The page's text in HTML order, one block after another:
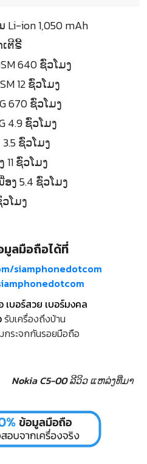
ion 1,050 mAh
ຕີຣີ້
640 ຊົ່ວໂມງ
12 ຊົ່ວໂມງ
670 ຊົ່ວໂມງ
4.9 ຊົ່ວໂມງ
ຊົ່ວໂມງ
ຊົ່ວໂມງ
ງ 5.4 ຊົ່ວໂມງ
ໂມງ
ลมือถือได้ที่
siamphonedotcom
เบอร์สวย เบอร์มงคล
รับเครื่องถึงบ้าน
ระจกกันรอยมือถือ
Nokia C5-00 ລີວິວ ແຫລ່ງທີ່ມາ